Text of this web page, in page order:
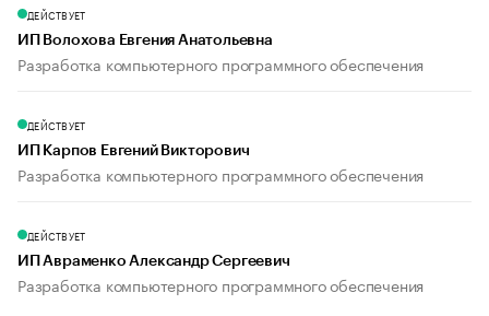
ДЕЙСТВУЕТ
ИП Волохова Евгения Анатольевна
Разработка компьютерного программного обеспечения
ДЕЙСТВУЕТ
ИП Карпов Евгений Викторович
Разработка компьютерного программного обеспечения
ДЕЙСТВУЕТ
ИП Авраменко Александр Сергеевич
Разработка компьютерного программного обеспечения